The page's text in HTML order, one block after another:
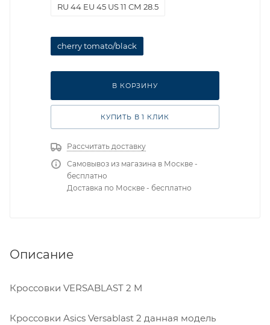
RU 44 EU 45 US 11 СМ 28.5
cherry tomato/black
В КОРЗИНУ
КУПИТЬ В 1 КЛИК
Рассчитать доставку
Самовывоз из магазина в Москве -
бесплатно
Доставка по Москве - бесплатно
Описание
Кроссовки VERSABLAST 2 M
Кроссовки Asics Versablast 2 данная модель